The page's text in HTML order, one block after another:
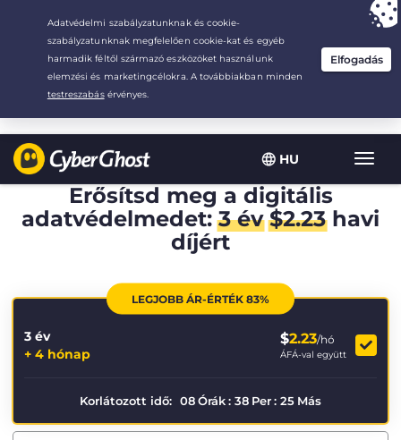
HU
Your choice:The Best Dealfor 3.3333333333333-years at $
/month
Erősítsd meg a digitális
adatvédelmedet:3 év $2.23havi
díjért
LEGJOBB ÁR-ÉRTÉK 83%
3 év
+ 4 hónap
$2.23/hó
ÁFÁ-val együtt
Korlátozott idő: 08Órák: 38 Per: 25 Más